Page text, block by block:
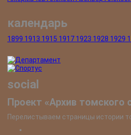
календарь
1899 1913 1915 1917 1923 1928 1929
social
Проект «Архив томского
Перелистываем страницы истории